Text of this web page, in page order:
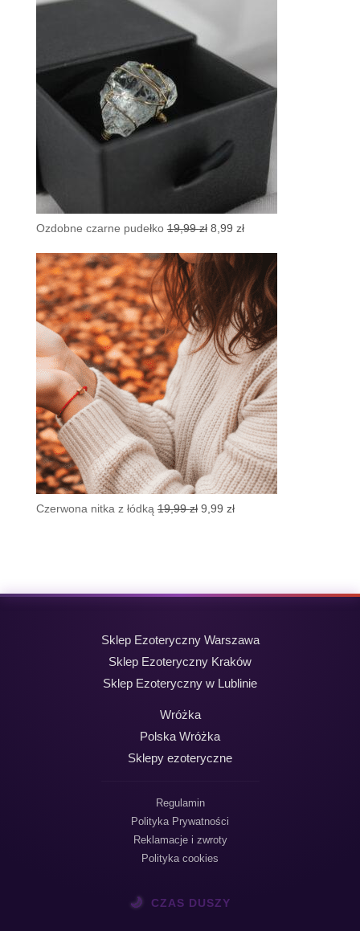
Ozdobne czarne pudełko 19,99zł Pierwotna
wynosiła:
19,99 zł.
8,99 złAktualna
wynosi:
8,99 zł.
Czerwona nitka z łódką 19,99zł Pierwotna
9,99 złAktualna
Sklep Ezoteryczny Warszawa
Sklep Ezoteryczny Kraków
Sklep Ezoteryczny w Lublinie
Wróżka
Polska Wróżka
Sklepy ezoteryczne
Regulamin
Polityka Prywatności
Reklamacje i zwroty
Polityka cookies
🌙 CZAS DUSZY